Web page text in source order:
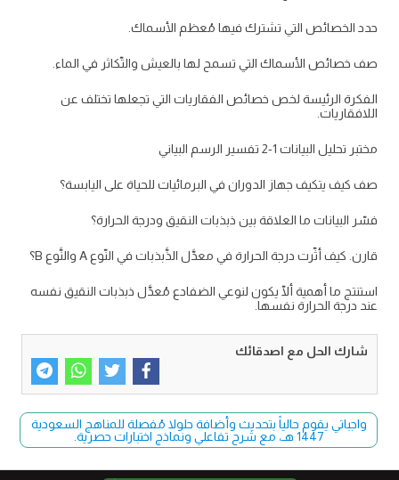
حدد الخصائص التي تشترك فيها مُعظم الأسماك.
صف خصائص الأسماك التي تسمح لها بالعيش والتّكاثر في الماء.
الفكرة الرئيسة لخص خصائص الفقاريات التي تجعلها تختلف عن
اللافقاريات.
مختبر تحليل البيانات 1-2 تفسير الرسم البياني
صف كيف يتكيف جهاز الدوران في البرمائيات للحياة على اليابسة؟
فسّر البيانات ما العلاقة بين ذبذبات النقيق ودرجة الحرارة؟
قارن. كيف أثّرت درجة الحرارة في معدَّل الذَّبذبات في النّوع A والنَّوع B؟
استنتج ما أهمية ألّا يكون لنوعي الضفادع مُعدَّل ذبذبات النقيق نفسه
عند درجة الحرارة نفسها.
شارك الحل مع اصدقائك
واجباتي يقوم حالياً بتحديث وأضافة حلولا مُفصلة للمناهج السعودية
1447 هـ، مع شرح تفاعلي ونماذج اختبارات حصرية.